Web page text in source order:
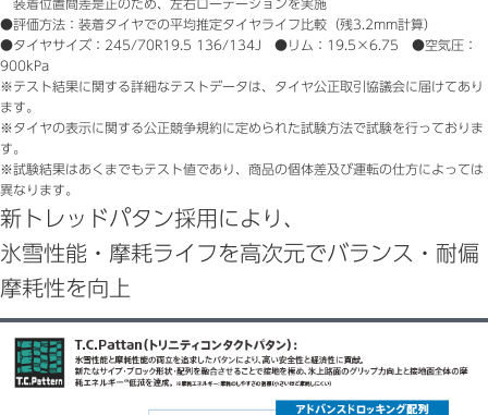
装着位置間差是正のため、左右ローテーションを実施
●評価方法：装着タイヤでの平均推定タイヤライフ比較（残3.2mm計算）
●タイヤサイズ：245/70R19.5 136/134J ●リム：19.5×6.75 ●空気圧：
900kPa
※テスト結果に関する詳細なテストデータは、タイヤ公正取引協議会に届けてあり
ます。
※タイヤの表示に関する公正競争規約に定められた試験方法で試験を行っておりま
す。
※試験結果はあくまでもテスト値であり、商品の個体差及び運転の仕方によっては
異なります。
新トレッドパタン採用により、
氷雪性能・摩耗ライフを高次元でバランス・耐偏
摩耗性を向上